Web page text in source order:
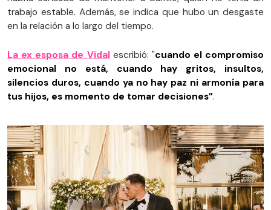
trabajo estable. Además, se indica que hubo un desgaste
en la relación a lo largo del tiempo.
La ex esposa de Vidal escribió: "cuando el compromiso
emocional no está, cuando hay gritos, insultos,
silencios duros, cuando ya no hay paz ni armonía para
tus hijos, es momento de tomar decisiones”.